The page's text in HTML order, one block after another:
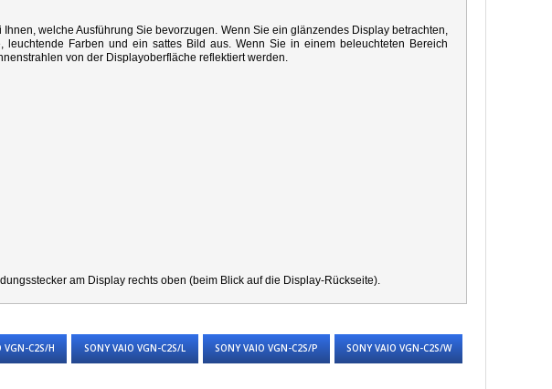
welche Ausführung Sie bevorzugen. Wenn Sie ein glänzendes Display betrachten,
Farben und ein sattes Bild aus. Wenn Sie in einem beleuchteten Bereich
von der Displayoberfläche reflektiert werden.
am Display rechts oben (beim Blick auf die Display-Rückseite).
VGN-C2S/H SONY VAIO VGN-C2S/L SONY VAIO VGN-C2S/P SONY VAIO VGN-C2S/W